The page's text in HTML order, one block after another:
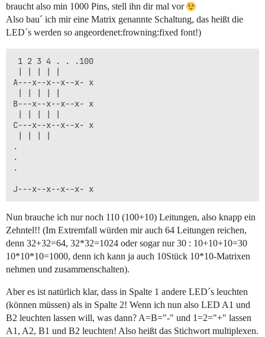
braucht also min 1000 Pins, stell ihn dir mal vor
Also bau´ ich mir eine Matrix genannte Schaltung, das heißt die
LED´s werden so angeordenet:frowning:fixed font!)
1 2 3 4 . . .100
| | | | |
A---x--x--x--x- x
| | | | |
B---x--x--x--x- x
| | | | |
C---x--x--x--x- x
| | | |
.
.
.
Nun brauche ich nur noch 110 (100+10) Leitungen, also knapp ein
Zehntel!! (Im Extremfall würden mir auch 64 Leitungen reichen,
denn 32+32=64, 32*32=1024 oder sogar nur 30 : 10+10+10=30
10*10*10=1000, denn ich kann ja auch 10Stück 10*10-Matrixen
nehmen und zusammenschalten).
Aber es ist natürlich klar, dass in Spalte 1 andere LED´s leuchten
(können müssen) als in Spalte 2! Wenn ich nun also LED A1 und
B2 leuchten lassen will, was dann? A=B="-" und 1=2="+" lassen
A1, A2, B1 und B2 leuchten! Also heißt das Stichwort multiplexen.